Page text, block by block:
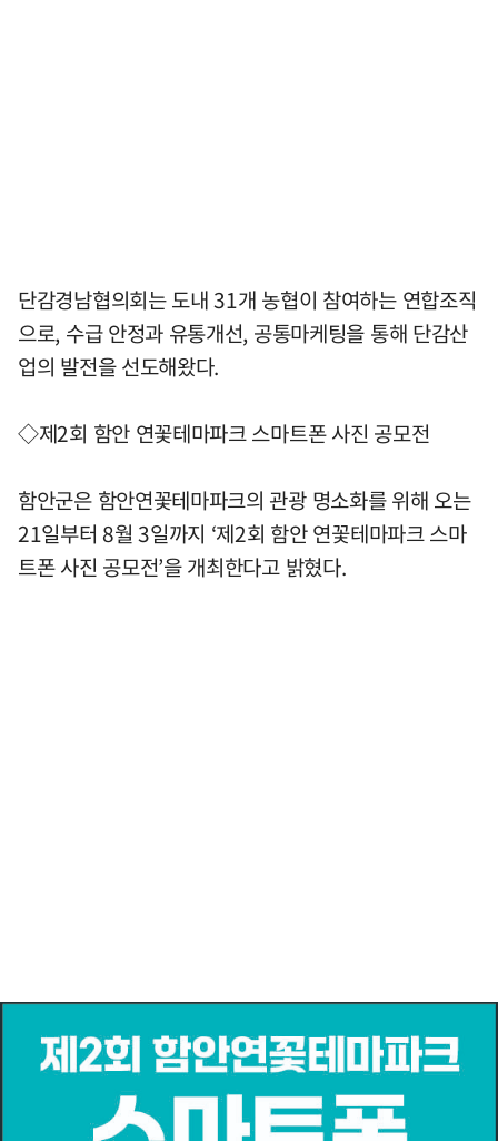
단감경남협의회는 도내 31개 농협이 참여하는 연합조직
으로, 수급 안정과 유통개선, 공통마케팅을 통해 단감산
업의 발전을 선도해왔다.
◇제2회 함안 연꽃테마파크 스마트폰 사진 공모전
함안군은 함안연꽃테마파크의 관광 명소화를 위해 오는
21일부터 8월 3일까지 ‘제2회 함안 연꽃테마파크 스마
트폰 사진 공모전’을 개최한다고 밝혔다.